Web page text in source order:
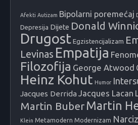
Afekti Autizam Bipolarni poremećaj
Depresija Dijete Donald
Drugost Egzistencijalizam
Levinas Empatija
Filozofija George Atwood
Heinz Kohut Humor
Jacques Derrida Jacques Lacan
Martin Buber Martin
Klein Metamodern Modernizam